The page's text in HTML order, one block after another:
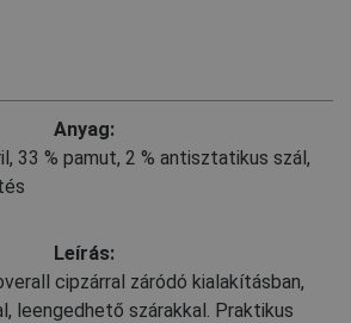
Anyag:
, 33 % pamut, 2 % antisztatikus szál,
Leírás:
cipzárral záródó kialakításban,
leengedhető szárakkal. Praktikus